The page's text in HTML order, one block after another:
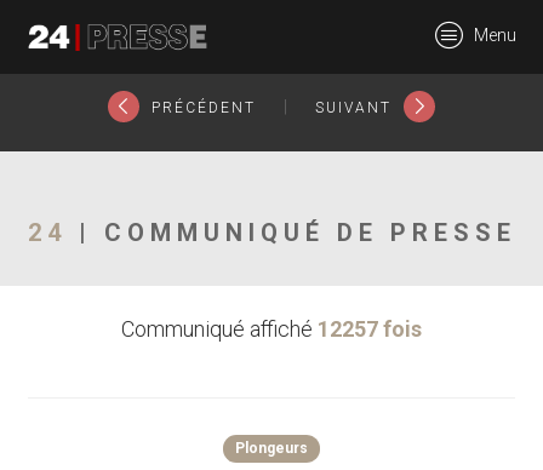
24Presse -
Communiqués de
Menu
PRÉCÉDENT SUIVANT
24 | COMMUNIQUÉ DE PRESSE
Communiqué affiché 12257 fois
Plongeurs